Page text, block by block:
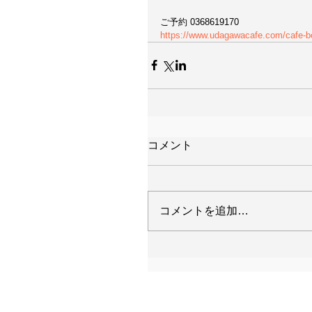
ご予約 0368619170
https://www.udagawacafe.com/cafe-
コメント
コメントを追加…